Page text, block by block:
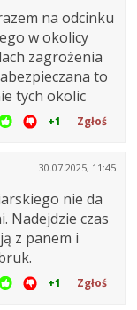
na odcinku
w okolicy
zagrożenia
to
tych okolic
+1 Zgłoś
30.07.2025, 11:45
nie da
Nadejdzie czas
z panem i
+1 Zgłoś